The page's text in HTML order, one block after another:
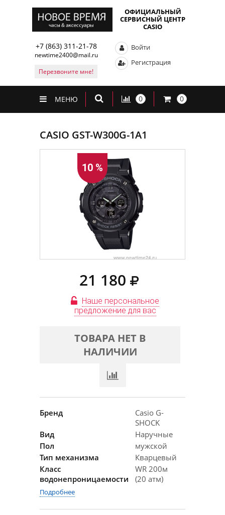
ОФИЦИАЛЬНЫЙ
СЕРВИСНЫЙ ЦЕНТР
CASIO
+7 (863) 311-21-78
newtime2400@mail.ru
Перезвоните мне!
Войти
Регистрация
МЕНЮ 0 0
CASIO GST-W300G-1A1
10 %
21 180
Наше персональное
предложение для вас
ТОВАРА НЕТ В
НАЛИЧИИ
Бренд
Casio G-
SHOCK
Вид
Наручные
Пол
мужской
Тип механизма
Кварцевый
Класс
водонепроницаемости
WR 200м
(20 атм)
Подробнее